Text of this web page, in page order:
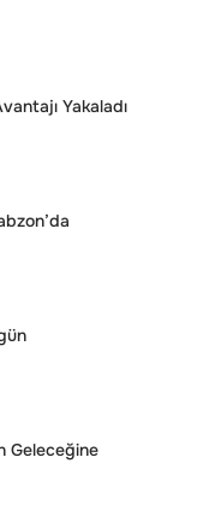
Yakaladı
Geleceğine